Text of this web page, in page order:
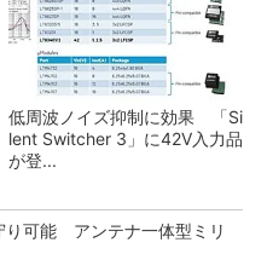
低周波ノイズ抑制に効果 「Si
lent Switcher 3」に42V入力品
が登...
り可能 アンテナ一体型ミリ